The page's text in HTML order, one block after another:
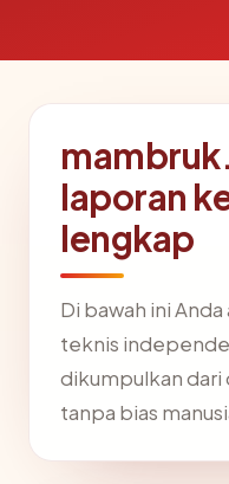
laporan
lengkap
Di bawah ini
teknis
dikumpulkan
tanpa bias